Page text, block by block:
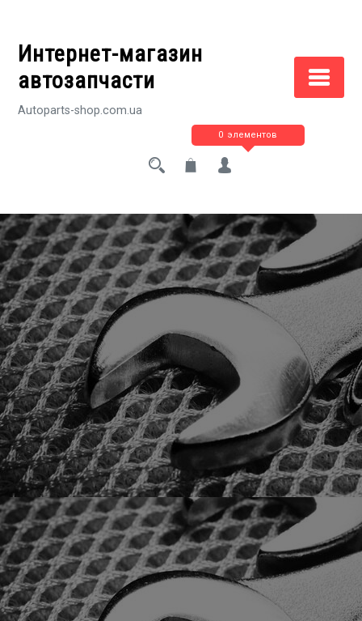
содержимому
Интернет-магазин
автозапчасти
Autoparts-shop.com.ua
0 элементов